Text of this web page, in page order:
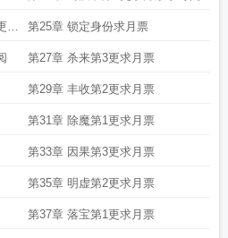
求 第25章 锁定身份求月票
第27章 杀来第3更求月票
第29章 丰收第2更求月票
第31章 除魔第1更求月票
第33章 因果第3更求月票
第35章 明虚第2更求月票
第37章 落宝第1更求月票